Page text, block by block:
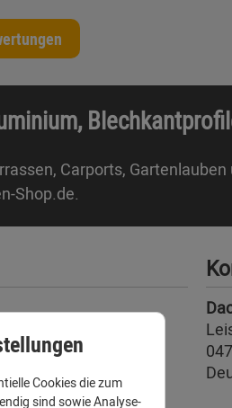
Carports,
Shop.de.
Cookies die zum
sind sowie Analyse-